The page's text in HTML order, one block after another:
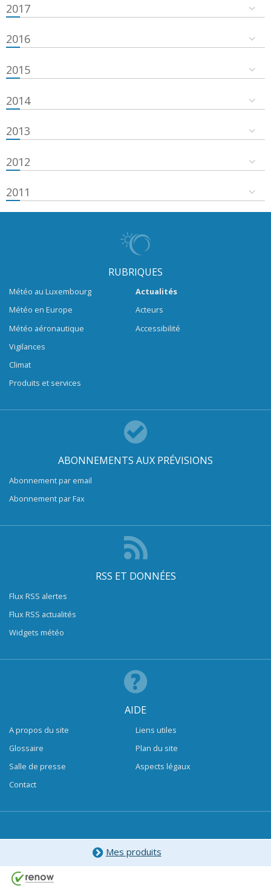
2017
2016
2015
2014
2013
2012
2011
RUBRIQUES
Météo au Luxembourg
Météo en Europe
Météo aéronautique
Vigilances
Climat
Produits et services
Actualités
Acteurs
Accessibilité
ABONNEMENTS AUX PRÉVISIONS
Abonnement par email
Abonnement par Fax
RSS ET DONNÉES
Flux RSS alertes
Flux RSS actualités
Widgets météo
AIDE
A propos du site
Glossaire
Salle de presse
Contact
Liens utiles
Plan du site
Aspects légaux
Mes produits